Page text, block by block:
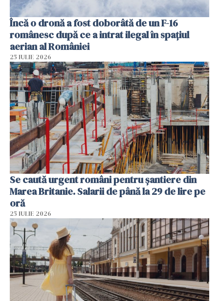
Încă o dronă a fost doborâtă de un F-16
românesc după ce a intrat ilegal în spațiul
aerian al României
25 IULIE 2026
Se caută urgent români pentru șantiere din
Marea Britanie. Salarii de până la 29 de lire pe
oră
25 IULIE 2026